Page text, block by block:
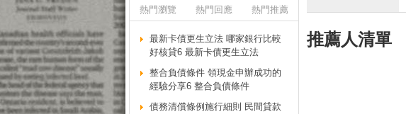
推薦人清單
熱門瀏覽
熱門回應 熱門推薦
最新卡債更生立法 哪家銀行比較
好核貸6 最新卡債更生立法
整合負債條件 領現金申辦成功的
經驗分享6 整合負債條件
債務清償條例施行細則 民間貸款